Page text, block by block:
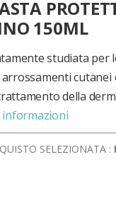
150ML
studiata per
cutanei
della
informazioni
SELEZIONATA :